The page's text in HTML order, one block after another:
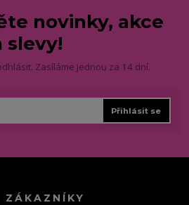
novinky, akce
slevy!
Zasíláme jednou za 14 dní.
Přihlásit se
ZÁKAZNÍKY